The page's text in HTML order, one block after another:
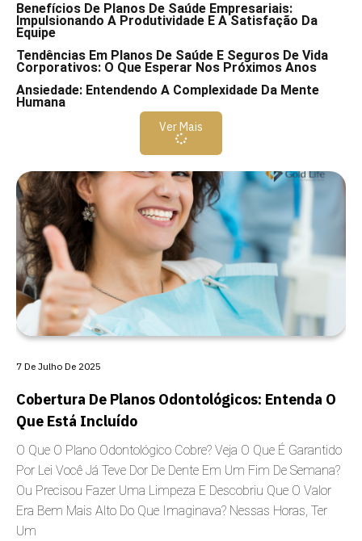
Benefícios De Planos De Saúde Empresariais:
Impulsionando A Produtividade E A Satisfação Da
Equipe
Tendências Em Planos De Saúde E Seguros De Vida
Corporativos: O Que Esperar Nos Próximos Anos
Ansiedade: Entendendo A Complexidade Da Mente
Humana
Ver Mais
Cobertura De Planos Odontológicos: Entenda O
Que Está Incluído
O Que O Plano Odontológico Cobre? Veja O Que É Garantido
Por Lei Você Já Teve Dor De Dente Em Um Fim De Semana?
Ou Precisou Fazer Uma Limpeza E Descobriu Que O Valor
Era Bem Mais Alto Do Que Imaginava? Nessas Horas, Ter
Um
7 De Julho De 2025